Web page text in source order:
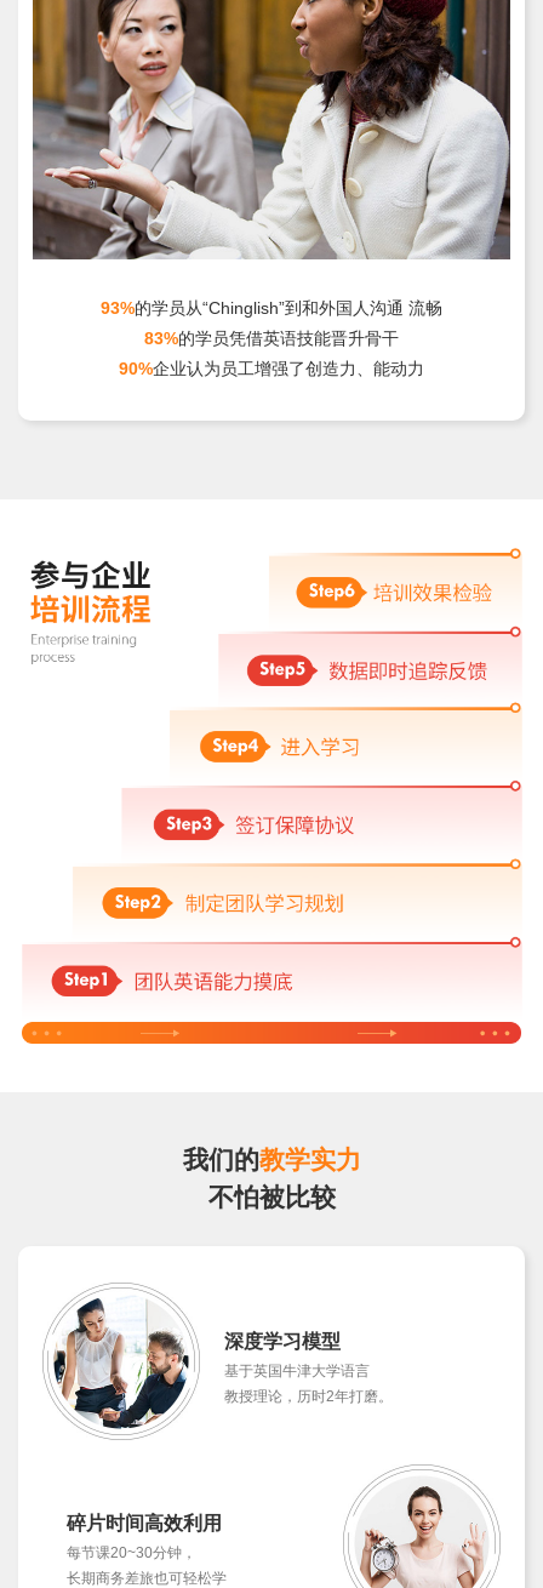
93%的学员从“Chinglish”到和外国人沟通 流畅
83%的学员凭借英语技能晋升骨干
90%企业认为员工增强了创造力、能动力
我们的教学实力
不怕被比较
深度学习模型
基于英国牛津大学语言
教授理论，历时2年打磨。
碎片时间高效利用
每节课20~30分钟，
长期商务差旅也可轻松学